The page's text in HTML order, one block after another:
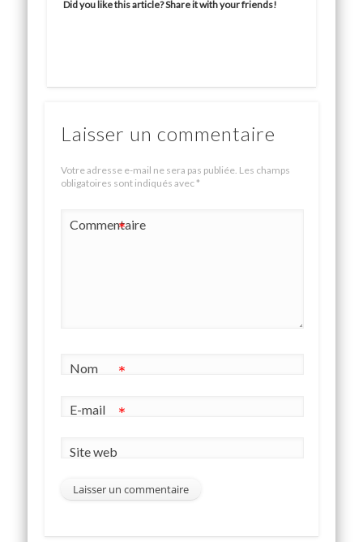
Did you like this article? Share it with your friends!
Laisser un commentaire
Votre adresse e-mail ne sera pas publiée. Les champs
obligatoires sont indiqués avec*
Commentaire
*
Nom *
E-mail *
Site web